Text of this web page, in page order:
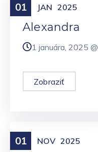
01 JAN 2025
Meniny
Alexandra
1 januára, 2025 @
Zobraziť
01 NOV 2025
Meniny